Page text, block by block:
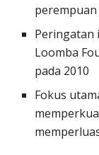
Peringatan
Loomba
pada 2010
Fokus